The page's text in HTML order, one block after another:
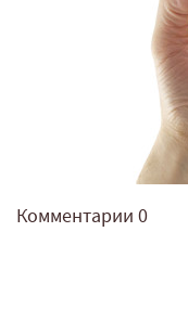
Комментарии 0